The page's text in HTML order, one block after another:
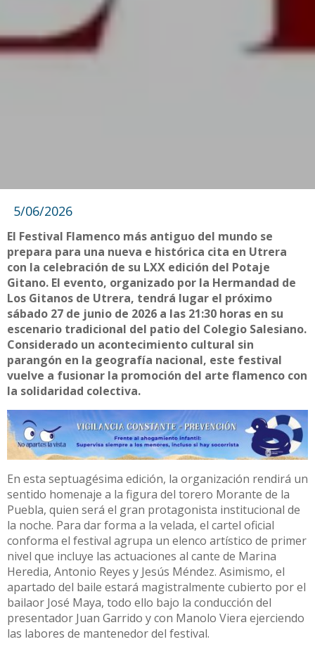
5/06/2026
El Festival Flamenco más antiguo del mundo se
prepara para una nueva e histórica cita en Utrera
con la celebración de su LXX edición del Potaje
Gitano. El evento, organizado por la Hermandad de
Los Gitanos de Utrera, tendrá lugar el próximo
sábado 27 de junio de 2026 a las 21:30 horas en su
escenario tradicional del patio del Colegio Salesiano.
Considerado un acontecimiento cultural sin
parangón en la geografía nacional, este festival
vuelve a fusionar la promoción del arte flamenco con
la solidaridad colectiva.
En esta septuagésima edición, la organización rendirá un
sentido homenaje a la figura del torero Morante de la
Puebla, quien será el gran protagonista institucional de
la noche. Para dar forma a la velada, el cartel oficial
conforma el festival agrupa un elenco artístico de primer
nivel que incluye las actuaciones al cante de Marina
Heredia, Antonio Reyes y Jesús Méndez. Asimismo, el
apartado del baile estará magistralmente cubierto por el
bailaor José Maya, todo ello bajo la conducción del
presentador Juan Garrido y con Manolo Viera ejerciendo
las labores de mantenedor del festival.